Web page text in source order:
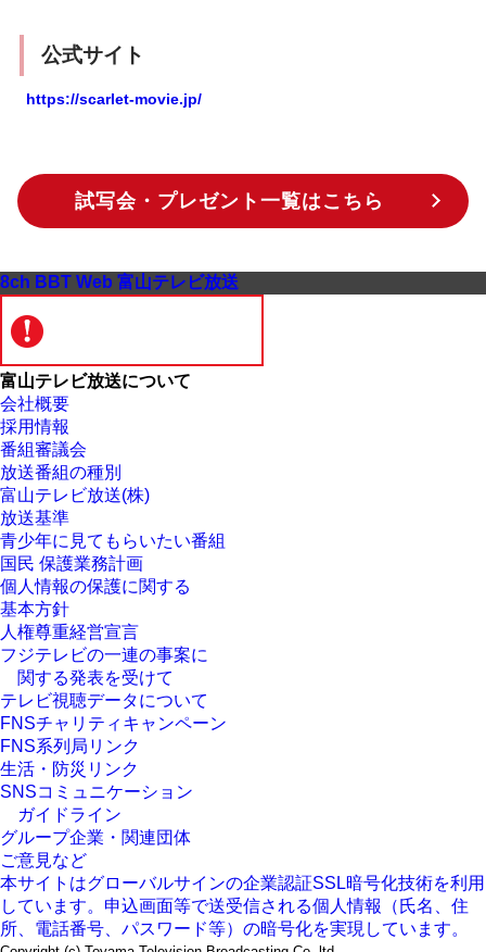
公式サイト
https://scarlet-movie.jp/
試写会・プレゼント一覧はこちら
8ch BBT Web 富山テレビ放送
富山テレビ放送について
会社概要
採用情報
番組審議会
放送番組の種別
富山テレビ放送(株)
放送基準
青少年に見てもらいたい番組
国民 保護業務計画
個人情報の保護に関する
基本方針
人権尊重経営宣言
フジテレビの一連の事案に
関する発表を受けて
テレビ視聴データについて
FNSチャリティキャンペーン
FNS系列局リンク
生活・防災リンク
SNSコミュニケーション
ガイドライン
グループ企業・関連団体
ご意見など
本サイトはグローバルサインの企業認証SSL暗号化技術を利用
しています。申込画面等で送受信される個人情報（氏名、住
所、電話番号、パスワード等）の暗号化を実現しています。